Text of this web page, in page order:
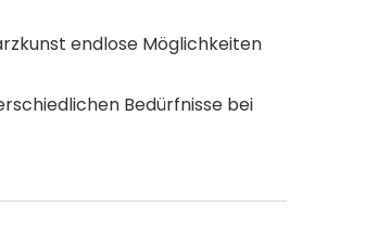
endlose Möglichkeiten
Bedürfnisse bei